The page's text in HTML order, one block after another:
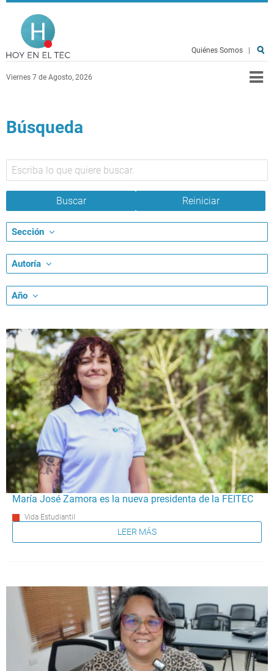
Pasar al contenido principal
Viernes 7 de Agosto, 2026
Quiénes Somos
Búsqueda
Sección
Autoría
Año
María José Zamora es la nueva presidenta de la FEITEC
Vida Estudiantil
LEER MÁS